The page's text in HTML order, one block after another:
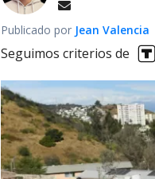
Publicado por Jean Valencia
Seguimos criterios de